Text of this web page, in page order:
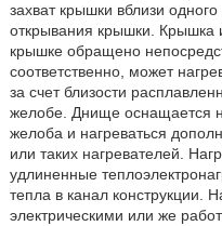
захват крышки вблизи
открывания крышки. Крышка
крышке обращено
соответственно, может
за счет близости
желобе. Днище оснащается
желоба и нагреваться
или таких нагревателей.
удлиненные
тепла в канал конструкции.
электрическими или же